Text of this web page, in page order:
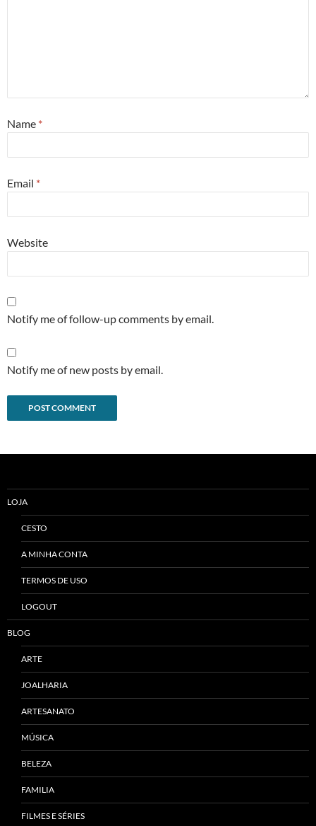
Name *
Email *
Website
Notify me of follow-up comments by email.
Notify me of new posts by email.
LOJA
CESTO
A MINHA CONTA
TERMOS DE USO
LOGOUT
BLOG
ARTE
JOALHARIA
ARTESANATO
MÚSICA
BELEZA
FAMILIA
FILMES E SÉRIES